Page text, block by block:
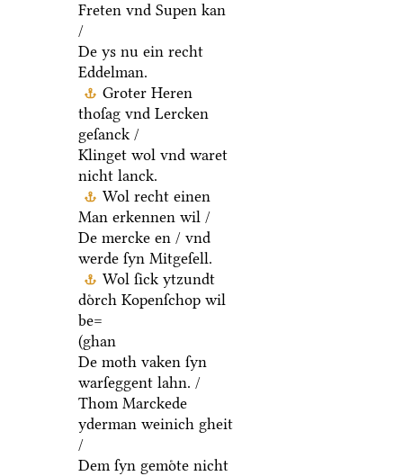
Freten vnd Supen kan
/
De ys nu ein recht
Eddelman.
Groter Heren
thoſag vnd Lercken
geſanck /
Klinget wol vnd waret
nicht lanck.
Wol recht einen
Man erkennen wil /
De mercke en / vnd
werde ſyn Mitgeſell.
Wol ſick ytzundt
doͤrch Kopenſchop wil
be=
(ghan
De moth vaken ſyn
warſeggent lahn. /
Thom Marckede
yderman weinich gheit
/
Dem ſyn gemoͤte nicht